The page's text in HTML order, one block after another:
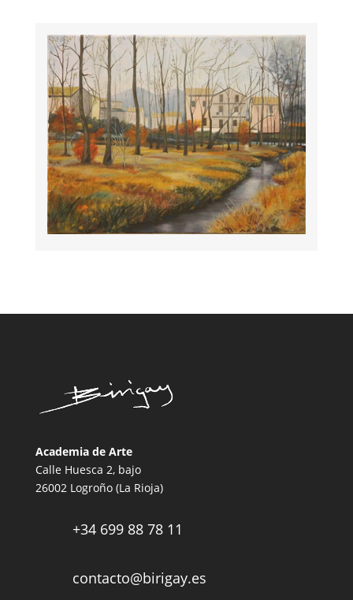
Academia de Arte
Calle Huesca 2, bajo
26002 Logroño (La Rioja)
+34 699 88 78 11
contacto@birigay.es